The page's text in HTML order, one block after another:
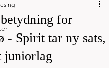
for
- Spirit tar ny sats,
juniorlag